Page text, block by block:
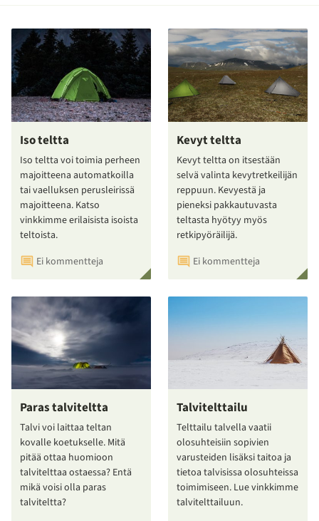
Iso teltta
Iso teltta voi toimia perheen
majoitteena automatkoilla
tai vaelluksen perusleirissä
majoitteena. Katso
vinkkimme erilaisista isoista
teltoista.
Ei kommentteja
Kevyt teltta
Kevyt teltta on itsestään
selvä valinta kevytretkeilijän
reppuun. Kevyestä ja
pieneksi pakkautuvasta
teltasta hyötyy myös
retkipyöräilijä.
Ei kommentteja
Paras talviteltta
Talvi voi laittaa teltan
kovalle koetukselle. Mitä
pitää ottaa huomioon
talvitelttaa ostaessa? Entä
mikä voisi olla paras
talviteltta?
Talvitelttailu
Telttailu talvella vaatii
olosuhteisiin sopivien
varusteiden lisäksi taitoa ja
tietoa talvisissa olosuhteissa
toimimiseen. Lue vinkkimme
talvitelttailuun.